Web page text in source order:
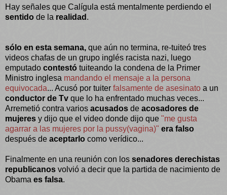
Hay señales que Calígula está mentalmente perdiendo el
sentido de la realidad .
sólo en esta semana, que aún no termina, re-tuiteó tres
videos chafas de un grupo inglés racista nazi, luego
emputado contestó tuiteando la condena de la Primer
Ministro inglesa mandando el mensaje a la persona
equivocada... Acusó por tuiter falsamente de asesinato a un
conductor de Tv que lo ha enfrentado muchas veces...
Arremetió contra varios acusados de acosadores de
mujeres y dijo que el video donde dijo que "me gusta
agarrar a las mujeres por la pussy(vagina)" era falso
después de aceptarlo como verídico...
Finalmente en una reunión con los senadores derechistas
republicanos volvió a decir que la partida de nacimiento de
Obama es falsa.